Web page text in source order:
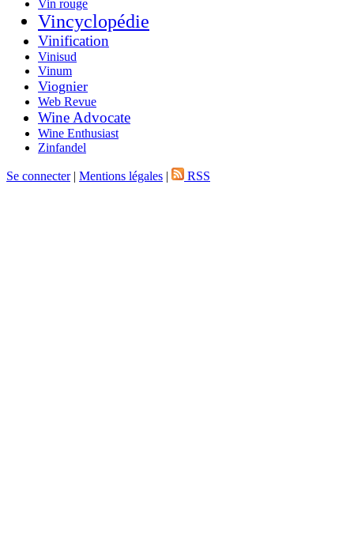
Vin rouge
Vincyclopédie
Vinification
Vinisud
Vinum
Viognier
Web Revue
Wine Advocate
Wine Enthusiast
Zinfandel
Se connecter| Mentions légales | RSS